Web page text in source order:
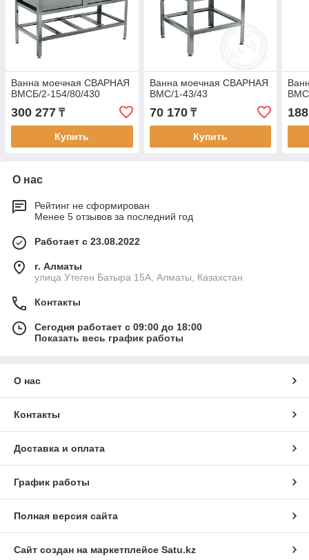
Ванна моечная СВАРНАЯ
ВМСБ/2-154/80/430
300 277 ₸
Купить
Ванна моечная СВАРНАЯ
ВМС/1-43/43
70 170₸
Купить
О нас
Рейтинг не сформирован
Менее 5 отзывов за последний год
Работает с 23.08.2022
г. Алматы
улица Утеген Батыра 15А, Алматы, Казахстан
Контакты
Сегодня работает с 09:00 до 18:00
Показать весь график работы
О нас
Контакты
Доставка и оплата
График работы
Полная версия сайта
Сайт создан на маркетплейсе Satu.kz